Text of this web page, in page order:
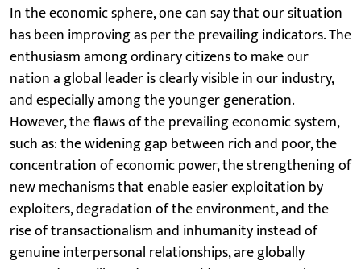
In the economic sphere, one can say that our situation
has been improving as per the prevailing indicators. The
enthusiasm among ordinary citizens to make our
nation a global leader is clearly visible in our industry,
and especially among the younger generation.
However, the flaws of the prevailing economic system,
such as: the widening gap between rich and poor, the
concentration of economic power, the strengthening of
new mechanisms that enable easier exploitation by
exploiters, degradation of the environment, and the
rise of transactionalism and inhumanity instead of
genuine interpersonal relationships, are globally